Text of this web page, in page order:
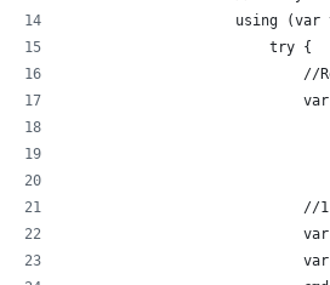
using (var
                        try {
//
//